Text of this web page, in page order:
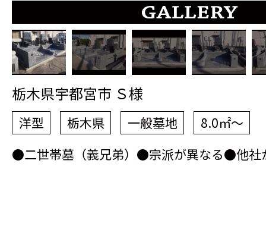
栃木県宇都宮市 Ｓ様
洋型 栃木県 一般墓地
8.0㎡～
●二世帯墓（義兄弟）●宗派が異なる●他社